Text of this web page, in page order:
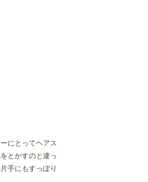
にとってヘアス
とかすのと違っ
手にもすっぽり